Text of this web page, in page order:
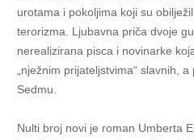
urotama i pokoljima koji su
terorizma. Ljubavna priča dvoje
nerealizirana pisca i novinarke
„nježnim prijateljstvima“ slavnih,
Sedmu.
Nulti broj novi je roman Umberta